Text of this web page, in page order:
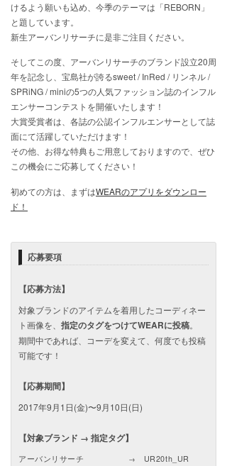
けるよう願いも込め、今季のテーマは「REBORN」
と題しています。
新生アーバンリサーチに是非ご注目ください。
そしてこの度、アーバンリサーチのブランド設立20周
年を記念し、宝島社が誇るsweet / InRed / リンネル /
SPRiNG / miniの5つの人気ファッション誌のインフル
エンサーコンテストを開催いたします！
大賞受賞者は、各誌の公認インフルエンサーとして誌
面にて活躍していただけます！
その他、お得な特典もご用意しておりますので、ぜひ
この機会にご応募してください！
初めての方は、まずはWEARのアプリをダウンロー
ド！
応募要項
【応募方法】
対象ブランドのアイテムを着用したコーディネー
ト画像を、 指定のタグをつけてWEARに投稿。
期間中であれば、コーデを変えて、何度でも投稿
可能です！
【応募期間】
2017年9月1日(金)〜9月10日(日)
【対象ブランド → 指定タグ】
アーバンリサーチ →
UR20th_UR